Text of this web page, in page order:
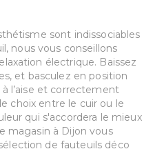
sont indissociables
nous vous conseillons
électrique. Baissez
et basculez en position
l’aise et correctement
choix entre le cuir ou le
qui s'accordera le mieux
magasin à Dijon vous
de fauteuils déco